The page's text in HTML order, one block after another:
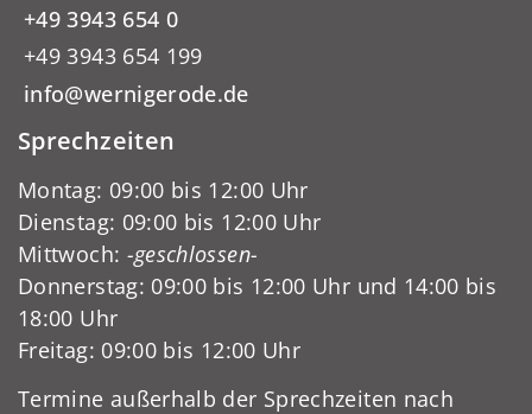
+49 3943 654 0
+49 3943 654 199
info@wernigerode.de
Sprechzeiten
Montag: 09:00 bis 12:00 Uhr
Dienstag: 09:00 bis 12:00 Uhr
Mittwoch: -geschlossen-
Donnerstag: 09:00 bis 12:00 Uhr und 14:00 bis
18:00 Uhr
Freitag: 09:00 bis 12:00 Uhr
Termine außerhalb der Sprechzeiten nach